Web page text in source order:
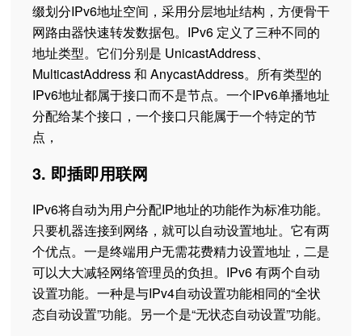
缀划分IPv6地址空间，采用分层地址结构，方便骨干
网路由器快速转发数据包。IPv6 定义了三种不同的
地址类型。它们分别是 UnicastAddress、
MulticastAddress 和 AnycastAddress。所有类型的
IPv6地址都属于接口而不是节点。一个IPv6单播地址
分配给某个接口，一个接口只能属于一个特定的节
点，
3. 即插即用联网
IPv6将自动为用户分配IP地址的功能作为标准功能。
只要机器连接到网络，就可以自动设置地址。它有两
个优点。一是终端用户无需花费精力设置地址，二是
可以大大减轻网络管理员的负担。IPv6 有两个自动
设置功能。一种是与IPv4自动设置功能相同的“全状
态自动设置”功能。另一个是“无状态自动设置”功能。